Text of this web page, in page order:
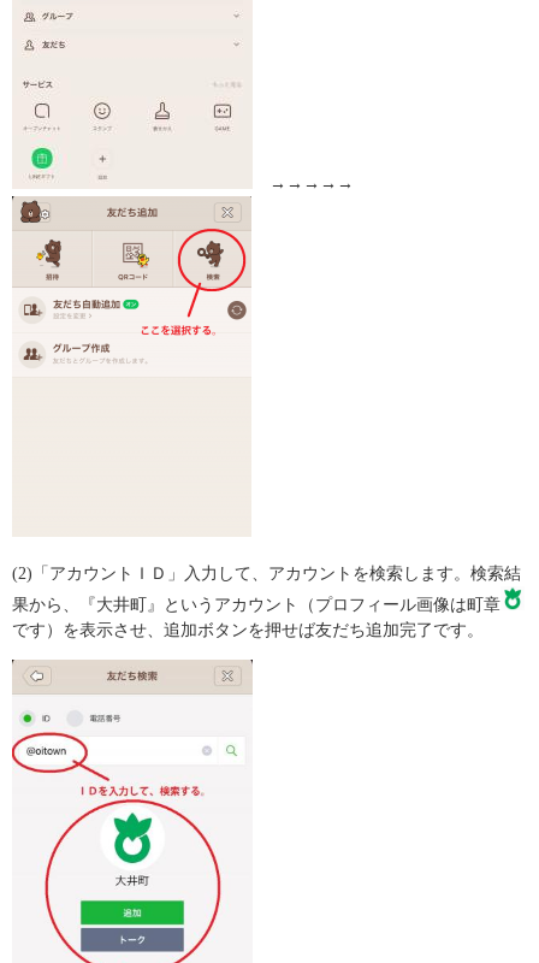
→→→→→
(2)「アカウントＩＤ」入力して、アカウントを検索します。検索結
果から、『大井町』というアカウント（プロフィール画像は町章
です）を表示させ、追加ボタンを押せば友だち追加完了です。